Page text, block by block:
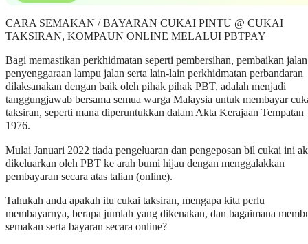
CARA SEMAKAN / BAYARAN CUKAI PINTU @ CUKAI
TAKSIRAN, KOMPAUN ONLINE MELALUI PBTPAY
Bagi memastikan perkhidmatan seperti pembersihan, pembaikan
penyenggaraan lampu jalan serta lain-lain perkhidmatan perbandaran
dilaksanakan dengan baik oleh pihak pihak PBT, adalah menjadi
tanggungjawab bersama semua warga Malaysia untuk membayar
taksiran, seperti mana diperuntukkan dalam Akta Kerajaan Tempatan
1976.
Mulai Januari 2022 tiada pengeluaran dan pengeposan bil cukai ini
dikeluarkan oleh PBT ke arah bumi hijau dengan menggalakkan
pembayaran secara atas talian (online).
Tahukah anda apakah itu cukai taksiran, mengapa kita perlu
membayarnya, berapa jumlah yang dikenakan, dan bagaimana
semakan serta bayaran secara online?